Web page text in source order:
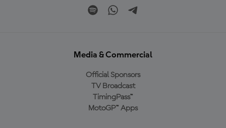
Media & Commercial
Official Sponsors
TV Broadcast
TimingPass™
MotoGP™ Apps